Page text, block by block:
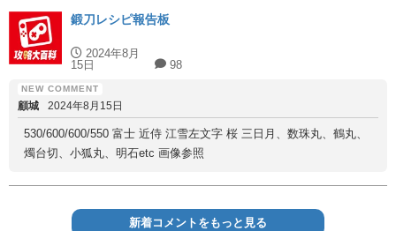
鍛刀レシピ報告板
2024年8月
15日
98
顧城 2024年8月15日
530/600/600/550 富士 近侍 江雪左文字 桜 三日月、数珠丸、鶴丸、
燭台切、小狐丸、明石etc 画像参照
新着コメントをもっと見る